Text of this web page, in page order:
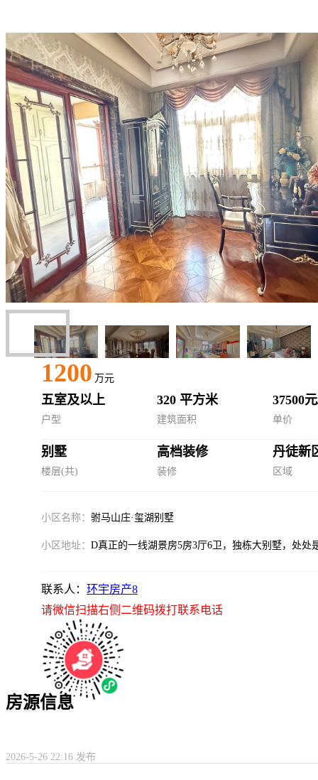
短讯
1200 万元
五室及以上 320 平方米 37500
户型 建筑面积 单价
别墅 高档装修 丹徒新
楼层(共) 装修 区域
小区名称： 驸马山庄·玺湖别墅
小区地址： D真正的一线湖景房5房3厅6卫，独栋大别墅，处处
联系人： 环宇房产8
请微信扫描右侧二维码拨打联系电话
房源信息
2026-5-26 22:16 发布